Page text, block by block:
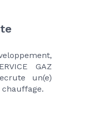
GAZ
un(e)